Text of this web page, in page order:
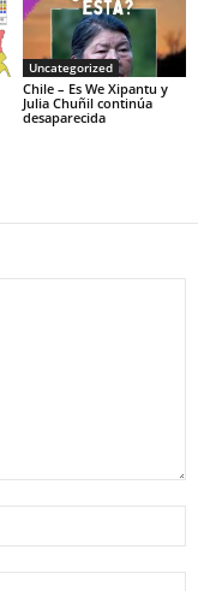
Uncategorized
Chile – Es We Xipantu y
Julia Chuñil continúa
desaparecida